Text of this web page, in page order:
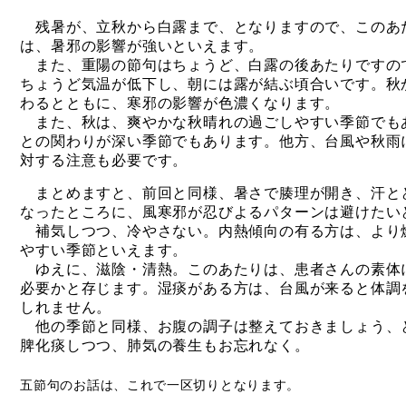
残暑が、立秋から白露まで、となりますので、このあ
は、暑邪の影響が強いといえます。
また、重陽の節句はちょうど、白露の後あたりですの
ちょうど気温が低下し、朝には露が結ぶ頃合いです。
わるとともに、寒邪の影響が色濃くなります。
また、秋は、爽やかな秋晴れの過ごしやすい季節でも
との関わりが深い季節でもあります。他方、台風や秋
対する注意も必要です。
まとめますと、前回と同様、暑さで腠理が開き、汗と
なったところに、風寒邪が忍びよるパターンは避けたい
補気しつつ、冷やさない。内熱傾向の有る方は、より
やすい季節といえます。
ゆえに、滋陰・清熱。このあたりは、患者さんの素体
必要かと存じます。湿痰がある方は、台風が来ると体
しれません。
他の季節と同様、お腹の調子は整えておきましょう、
脾化痰しつつ、肺気の養生もお忘れなく。
五節句のお話は、これで一区切りとなります。